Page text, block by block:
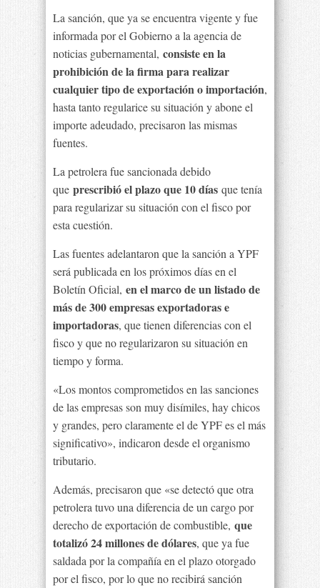
La sanción, que ya se encuentra vigente y fue
informada por el Gobierno a la agencia de
noticias gubernamental, consiste en la
prohibición de la firma para realizar
cualquier tipo de exportación o importación,
hasta tanto regularice su situación y abone el
importe adeudado, precisaron las mismas
fuentes.
La petrolera fue sancionada debido
que prescribió el plazo que 10 días que tenía
para regularizar su situación con el fisco por
esta cuestión.
Las fuentes adelantaron que la sanción a YPF
será publicada en los próximos días en el
Boletín Oficial, en el marco de un listado de
más de 300 empresas exportadoras e
importadoras, que tienen diferencias con el
fisco y que no regularizaron su situación en
tiempo y forma.
«Los montos comprometidos en las sanciones
de las empresas son muy disímiles, hay chicos
y grandes, pero claramente el de YPF es el más
significativo», indicaron desde el organismo
tributario.
Además, precisaron que «se detectó que otra
petrolera tuvo una diferencia de un cargo por
derecho de exportación de combustible, que
totalizó 24 millones de dólares, que ya fue
saldada por la compañía en el plazo otorgado
por el fisco, por lo que no recibirá sanción